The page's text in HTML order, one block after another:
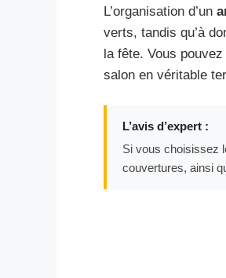
L’organisation d’un
verts, tandis qu’à
la fête. Vous
salon en véritable
L’avis d’expert :
Si vous choisissez
couvertures, ainsi